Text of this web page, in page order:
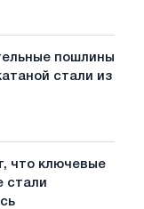
пошлины
стали из
что ключевые
стали